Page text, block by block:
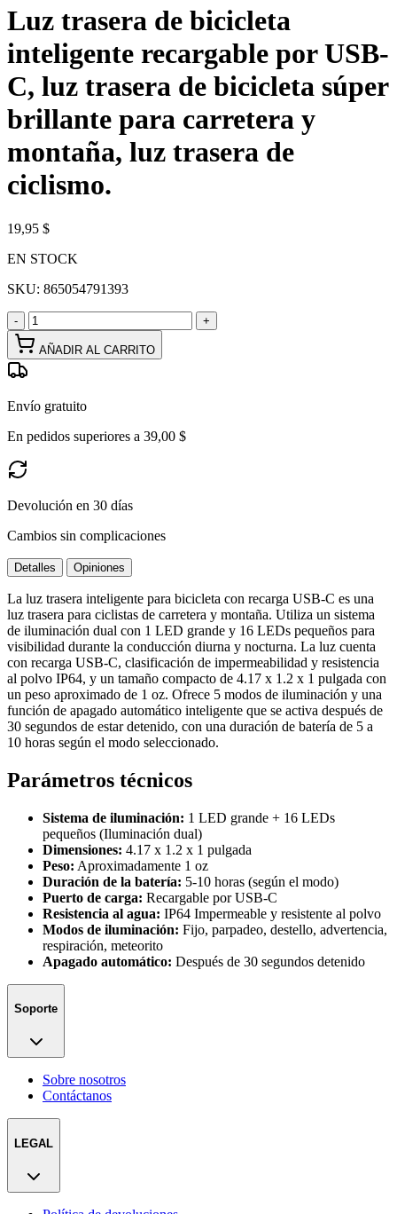
Luz trasera de bicicleta
inteligente recargable por USB-
C, luz trasera de bicicleta súper
brillante para carretera y
montaña, luz trasera de
ciclismo.
19,95 $
EN STOCK
SKU: 865054791393
- +
AÑADIR AL CARRITO
Envío gratuito
En pedidos superiores a 39,00 $
Devolución en 30 días
Cambios sin complicaciones
Detalles Opiniones
La luz trasera inteligente para bicicleta con recarga USB-C es una
luz trasera para ciclistas de carretera y montaña. Utiliza un sistema
de iluminación dual con 1 LED grande y 16 LEDs pequeños para
visibilidad durante la conducción diurna y nocturna. La luz cuenta
con recarga USB-C, clasificación de impermeabilidad y resistencia
al polvo IP64, y un tamaño compacto de 4.17 x 1.2 x 1 pulgada con
un peso aproximado de 1 oz. Ofrece 5 modos de iluminación y una
función de apagado automático inteligente que se activa después de
30 segundos de estar detenido, con una duración de batería de 5 a
10 horas según el modo seleccionado.
Parámetros técnicos
Sistema de iluminación: 1 LED grande + 16 LEDs
pequeños (Iluminación dual)
Dimensiones: 4.17 x 1.2 x 1 pulgada
Peso: Aproximadamente 1 oz
Duración de la batería: 5-10 horas (según el modo)
Puerto de carga: Recargable por USB-C
Resistencia al agua: IP64 Impermeable y resistente al polvo
Modos de iluminación: Fijo, parpadeo, destello, advertencia,
respiración, meteorito
Apagado automático: Después de 30 segundos detenido
Soporte
Sobre nosotros
Contáctanos
LEGAL